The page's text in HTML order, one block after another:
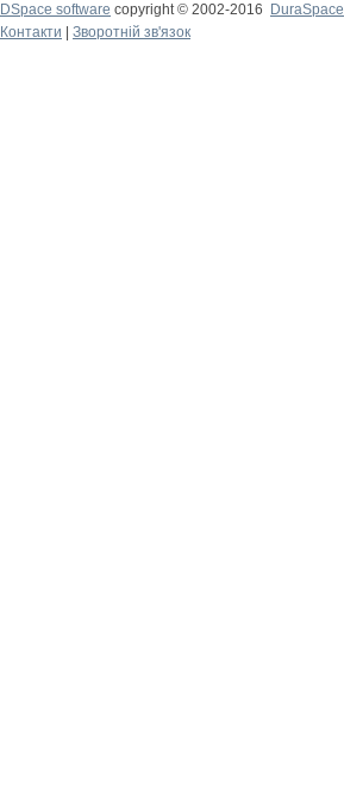
DSpace software copyright © 2002-2016
DuraSpace
Контакти
Зворотній зв'язок